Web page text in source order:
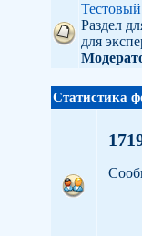
Тестовый
Раздел
для
Статистика